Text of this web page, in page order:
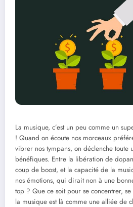
La musique, c’est un peu comme un
! Quand on écoute nos morceaux
vibrer nos tympans, on déclenche toute
bénéfiques. Entre la libération de
coup de boost, et la capacité de la
nos émotions, qui dirait non à une
top ? Que ce soit pour se concentrer,
la musique est là comme une alliée de